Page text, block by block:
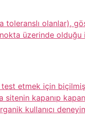
olanlar),
üzerinde olduğu
etmek için
kapanıp
kullanıcı